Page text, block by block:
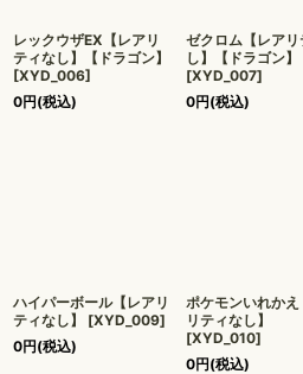
レックウザEX【レアリ
ティなし】【ドラゴン】
[XYD_006]
0円(税込)
ゼクロム【レアリ
し】【ドラゴン】
[XYD_007]
0円(税込)
ハイパーボール【レアリ
ティなし】
[XYD_009]
0円(税込)
ポケモンいれかえ
リティなし】
[XYD_010]
0円(税込)